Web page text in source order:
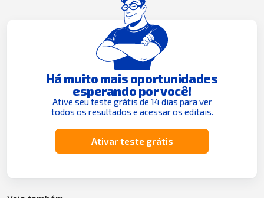
Há muito mais oportunidades
esperando por você!
Ative seu teste grátis de 14 dias para ver
todos os resultados e acessar os editais.
Ativar teste grátis